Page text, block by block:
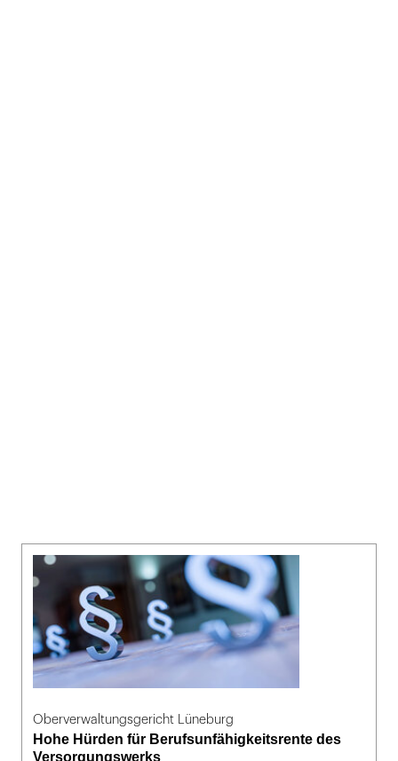
Oberverwaltungsgericht Lüneburg
Hohe Hürden für Berufsunfähigkeitsrente des
Versorgungswerks